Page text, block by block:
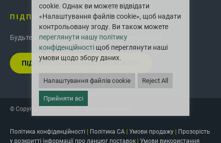
ПІДПИШІТЬСЯ
Будьте в курсі останніх інновацій і новин у Greif.
ПІДПИШІТЬСЯ НА НАШУ РОЗСИЛКУ
© Copyright 2025 Greif. Всі права захищено.
Політика конфіденційності | Політика CA | Умови продажу | Прозорість
у розкритті інформації про ланцюг поставок | Умови використання
cookie. Однак ви можете відвідати
«Налаштування файлів cookie», щоб надати
контрольовану згоду. Ви також можете
переглянути нашу політику
конфіденційності щоб переглянути наші
умови щодо збору даних.
Налаштування файлів cookie Reject All
Прийняти всі